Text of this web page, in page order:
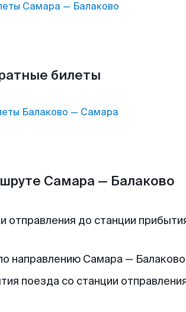
Самара — Балаково
билеты
Балаково — Самара
Самара — Балаково
отправления до станции
направлению Самара —
поезда со станции